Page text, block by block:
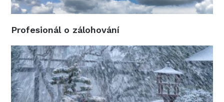
Profesionál o zálohování